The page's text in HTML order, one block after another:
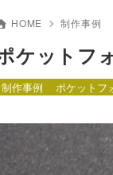
HOME 制作事例
ケットフ
制作事例 ポケットフ